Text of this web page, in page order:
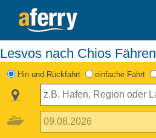
Lesvos nach Chios Fähren
Hin und Rückfahrt einfache Fahrt